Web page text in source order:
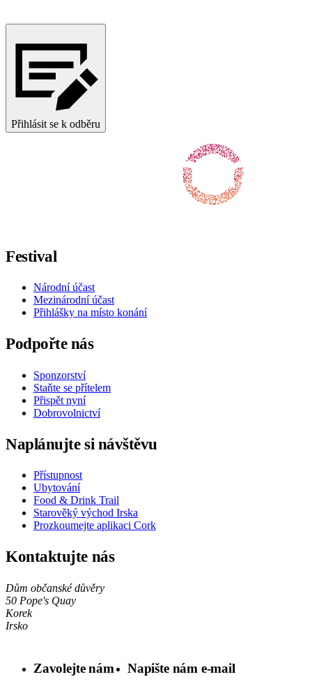
Přihlásit se k odběru
Festival
Národní účast
Mezinárodní účast
Přihlášky na místo konání
Podpořte nás
Sponzorství
Staňte se přítelem
Přispět nyní
Dobrovolnictví
Naplánujte si návštěvu
Přístupnost
Ubytování
Food & Drink Trail
Starověký východ Irska
Prozkoumejte aplikaci Cork
Kontaktujte nás
Dům občanské důvěry
50 Pope's Quay
Korek
Irsko
Zavolejte nám Napište nám e-mail